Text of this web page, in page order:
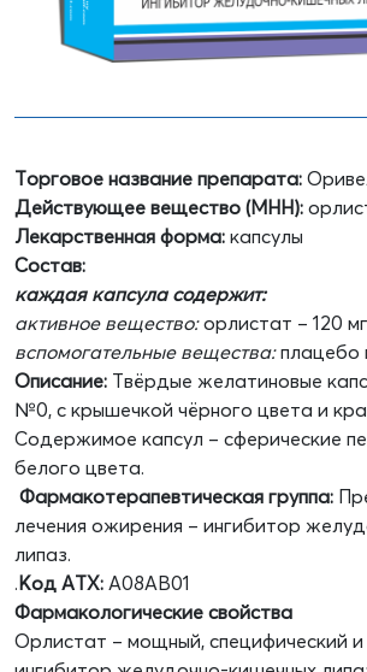
Торговое название препарата:
Действующее вещество (МНН):
Лекарственная форма: капсулы
Состав:
каждая капсула содержит:
активное вещество:орлистат – 120
вспомогательные вещества:плацебо
Описание: Твёрдые желатиновые
№0, с крышечкой чёрного цвета и
Содержимое капсул – сферические
белого цвета.
Фармакотерапевтическая группа:
лечения ожирения – ингибитор
липаз.
.Код ATХ: A08AB01
Фармакологические свойства
Орлистат – мощный, специфический